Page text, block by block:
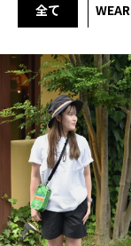
全て WEAR